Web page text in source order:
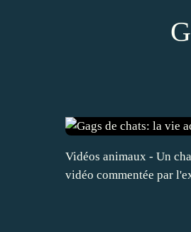
Vidéos animaux - Un
vidéo commentée par